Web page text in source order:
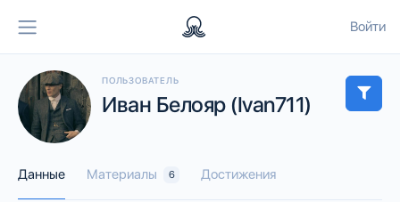
Войти
ПОЛЬЗОВАТЕЛЬ
Иван Белояр (Ivan711)
Данные Материалы 6 Достижения